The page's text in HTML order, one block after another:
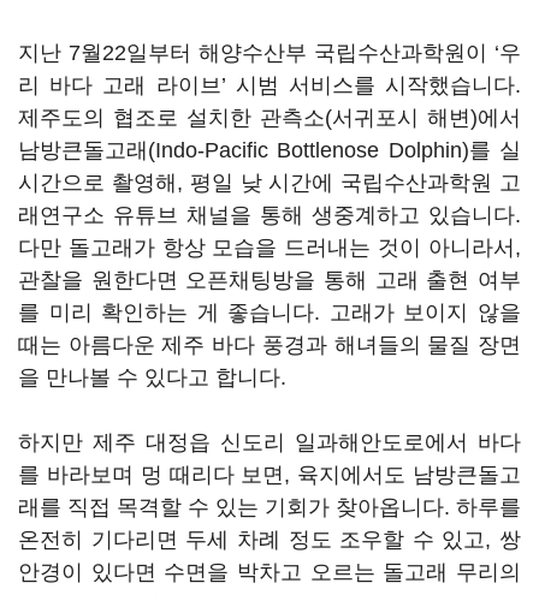
지난 7월22일부터 해양수산부 국립수산과학원이 ‘우
리 바다 고래 라이브’ 시범 서비스를 시작했습니다.
제주도의 협조로 설치한 관측소(서귀포시 해변)에서
남방큰돌고래(Indo-Pacific Bottlenose Dolphin)를 실
시간으로 촬영해, 평일 낮 시간에 국립수산과학원 고
래연구소 유튜브 채널을 통해 생중계하고 있습니다.
다만 돌고래가 항상 모습을 드러내는 것이 아니라서,
관찰을 원한다면 오픈채팅방을 통해 고래 출현 여부
를 미리 확인하는 게 좋습니다. 고래가 보이지 않을
때는 아름다운 제주 바다 풍경과 해녀들의 물질 장면
을 만나볼 수 있다고 합니다.
하지만 제주 대정읍 신도리 일과해안도로에서 바다
를 바라보며 멍 때리다 보면, 육지에서도 남방큰돌고
래를 직접 목격할 수 있는 기회가 찾아옵니다. 하루를
온전히 기다리면 두세 차례 정도 조우할 수 있고, 쌍
안경이 있다면 수면을 박차고 오르는 돌고래 무리의